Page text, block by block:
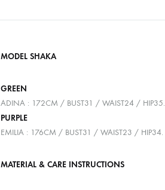
MODEL SHAKA
GREEN
ADINA : 172CM / BUST31 / WAIST24 / HIP35.
PURPLE
EMILIA : 176CM / BUST31 / WAIST23 / HIP34.
MATERIAL & CARE INSTRUCTIONS